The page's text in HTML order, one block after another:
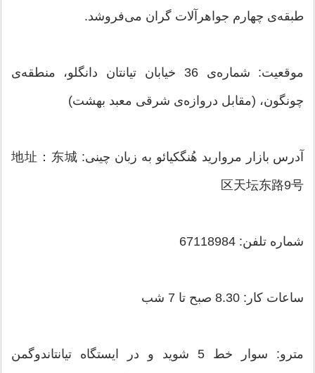
طبقه‌ی چهارم جواهرآلات گران می‌فروشد.
موقعیت: شماره‌ی 36 خیابان تیانتان دانگلو، منطقه‌ی
چونگون، (مقابل دروازه‌ی شرقی معبد بهشت)
آدرس بازار مروارید هُنگکیائو به زبان چینی: 地址：东城
区天坛东路9号
شماره تلفن: 67118984
ساعات کار: 8.30 صبح تا 7 شب
مترو: سوار خط 5 شوید و در ایستگاه تیانتاندوگمن